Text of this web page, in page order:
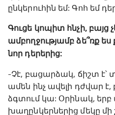
ընկերուհին եմ: Գոհ եմ
Գուցե կոպիտ հնչի, բայց
ամբողջությամբ ձե՞ռք
նոր դերերից:
-Չէ, բացարձակ, ճիշտ է՝
ամեն ինչ ավելի դժվար է,
ձգտում կա: Օրինակ, երբ
խաղընկերներից մեկը մի